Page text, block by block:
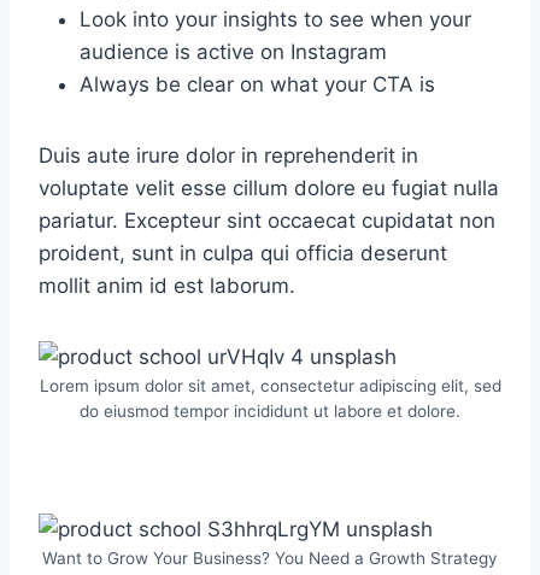
Look into your insights to see when your
audience is active on Instagram
Always be clear on what your CTA is
Duis aute irure dolor in reprehenderit in
voluptate velit esse cillum dolore eu fugiat nulla
pariatur. Excepteur sint occaecat cupidatat non
proident, sunt in culpa qui officia deserunt
mollit anim id est laborum.
Lorem ipsum dolor sit amet, consectetur adipiscing elit, sed
do eiusmod tempor incididunt ut labore et dolore.
Want to Grow Your Business? You Need a Growth Strategy